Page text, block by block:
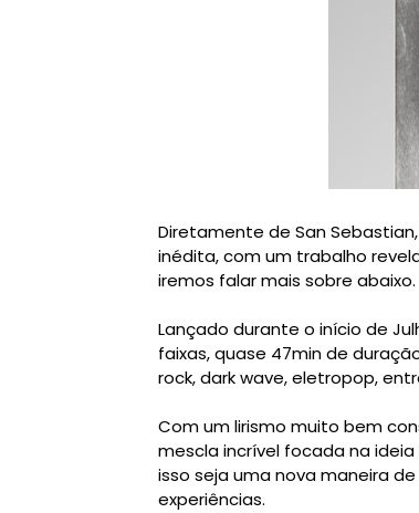
Diretamente de San
inédita, com um trabalho
iremos falar mais sobre abaixo.
Lançado durante o início de
faixas, quase 47min de
rock, dark wave, eletropop,
Com um lirismo muito bem
mescla incrível focada na
isso seja uma nova maneira
experiências.